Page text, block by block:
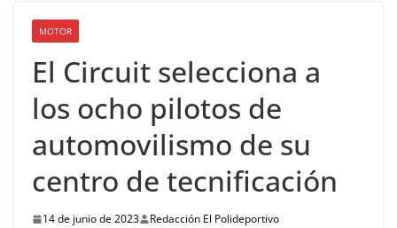
MOTOR
El Circuit selecciona a
los ocho pilotos de
automovilismo de su
centro de tecnificación
14 de junio de 2023 Redacción El Polideportivo